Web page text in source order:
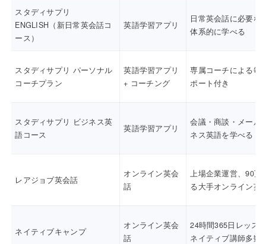
スタディサプリ
ENGLISH（新日常英会話コ
ース）
英語学習アプリ
日常英会話に必要な
体系的に学べる
スタディサプリ パーソナル
コーチプラン
英語学習アプリ
+ コーチング
専属コーチによる毎
ポート付き
スタディサプリ ビジネス英
語コース
英語学習アプリ
会議・商談・メール
ネス英語を学べる
レアジョブ英会話
オンライン英会
話
上場企業運営、90万
る大手オンライン英
ネイティブキャンプ
オンライン英会
話
24時間365日レッス
ネイティブ講師多数